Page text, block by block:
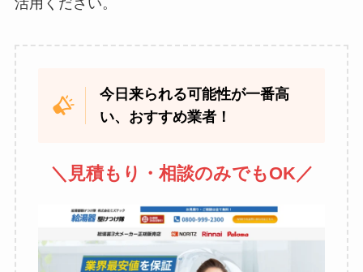
今日来られる可能性が一番高
い、おすすめ業者！
＼見積もり・相談のみでもOK／